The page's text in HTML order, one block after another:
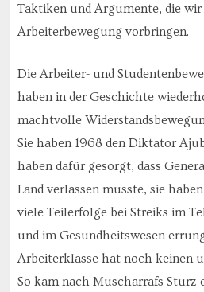
Taktiken und Argumente, die
Arbeiterbewegung vorbringen.
Die Arbeiter- und
haben in der Geschichte
machtvolle
Sie haben 1968 den Diktator
haben dafür gesorgt, dass
Land verlassen musste, sie
viele Teilerfolge bei Streiks im
und im Gesundheitswesen
Arbeiterklasse hat noch keinen
So kam nach Muscharrafs Sturz